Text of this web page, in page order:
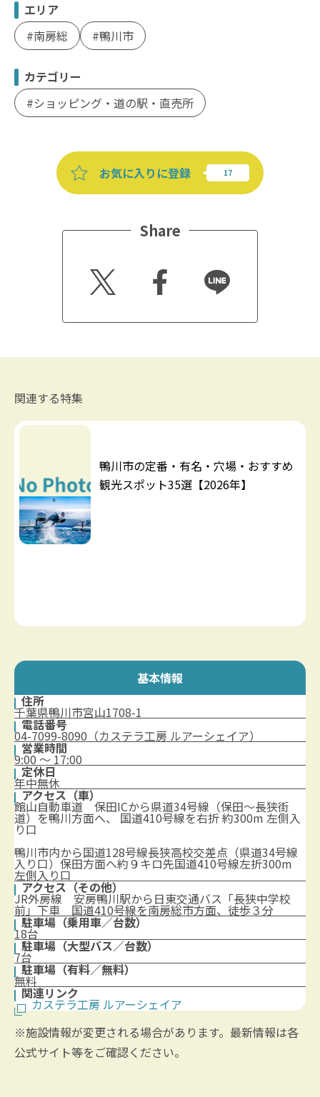
エリア
南房総
鴨川市
カテゴリー
ショッピング・道の駅・直売所
お気に入りに登録
Share
Twitt
er
Faceb
ook
Line
関連する特集
鴨川市の定番・有名・穴場・おすすめ
観光スポット35選【2026年】
基本情報
住所
千葉県鴨川市宮山1708-1
電話番号
04-7099-8090（カステラ工房 ルアーシェイア）
営業時間
9:00 ～ 17:00
定休日
年中無休
アクセス（車）
館山自動車道 保田ICから県道34号線（保田～長狭街
道）を鴨川方面へ、 国道410号線を右折 約300m 左側入
り口
鴨川市内から国道128号線長狭高校交差点（県道34号線
入り口）保田方面へ約９キロ先国道410号線左折300m
左側入り口
アクセス（その他）
JR外房線 安房鴨川駅から日東交通バス「長狭中学校
前」下車 国道410号線を南房総市方面、徒歩３分
駐車場（乗用車／台数）
18台
駐車場（大型バス／台数）
7台
駐車場（有料／無料）
無料
関連リンク
カステラ工房 ルアーシェイア
※施設情報が変更される場合があります。最新情報は各
公式サイト等をご確認ください。